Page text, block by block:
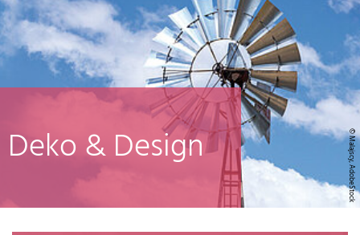
© Malajscy, AdobeStock
Deko & Design